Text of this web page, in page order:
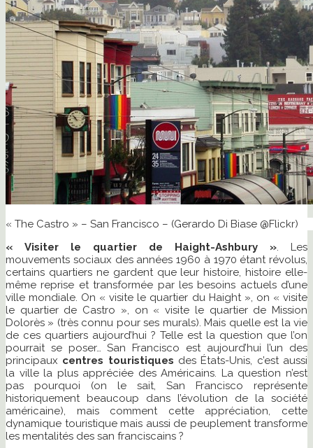
« The Castro » – San Francisco – (Gerardo Di Biase @Flickr)
« Visiter le quartier de Haight-Ashbury ». Les
mouvements sociaux des années 1960 à 1970 étant révolus,
certains quartiers ne gardent que leur histoire, histoire elle-
même reprise et transformée par les besoins actuels d’une
ville mondiale. On « visite le quartier du Haight », on « visite
le quartier de Castro », on « visite le quartier de Mission
Dolorès » (très connu pour ses murals). Mais quelle est la vie
de ces quartiers aujourd’hui ? Telle est la question que l’on
pourrait se poser… San Francisco est aujourd’hui l’un des
principaux centres touristiques des États-Unis, c’est aussi
la ville la plus appréciée des Américains. La question n’est
pas pourquoi (on le sait, San Francisco représente
historiquement beaucoup dans l’évolution de la société
américaine), mais comment cette appréciation, cette
dynamique touristique mais aussi de peuplement transforme
les mentalités des san franciscains ?